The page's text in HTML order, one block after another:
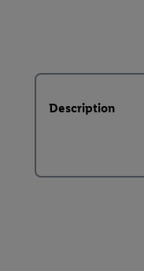
Description